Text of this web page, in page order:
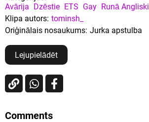
Avārija Dzēstie ETS Gay Runā Angliski
Klipa autors: tominsh_
Oriģinālais nosaukums: Jurka apstulba
Lejupielādēt
Comments